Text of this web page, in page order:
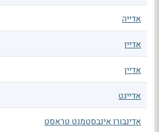
אדייה
אדיין
אדיין
אדיינט
אדינבורו אינבסטמנט טראסט